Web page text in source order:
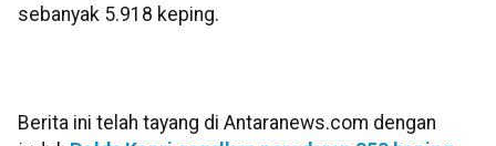
sebanyak 5.918 keping.
Berita ini telah tayang di Antaranews.com dengan